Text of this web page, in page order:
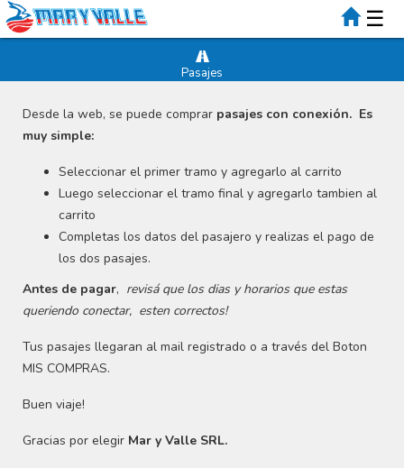
☰
Pasajes
Desde la web, se puede comprar pasajes con conexión. Es
muy simple:
Seleccionar el primer tramo y agregarlo al carrito
Luego seleccionar el tramo final y agregarlo tambien al
carrito
Completas los datos del pasajero y realizas el pago de
los dos pasajes.
Antes de pagar, revisá que los dias y horarios que estas
queriendo conectar, esten correctos!
Tus pasajes llegaran al mail registrado o a través del Boton
MIS COMPRAS.
Buen viaje!
Gracias por elegir Mar y Valle SRL.